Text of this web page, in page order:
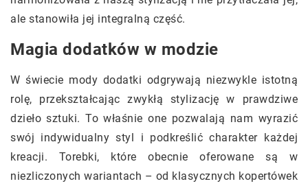
ale stanowiła jej integralną część.
Magia dodatków w modzie
W świecie mody dodatki odgrywają niezwykle istotną
rolę, przekształcając zwykłą stylizację w prawdziwe
dzieło sztuki. To właśnie one pozwalają nam wyrazić
swój indywidualny styl i podkreślić charakter każdej
kreacji. Torebki, które obecnie oferowane są w
niezliczonych wariantach – od klasycznych kopertówek